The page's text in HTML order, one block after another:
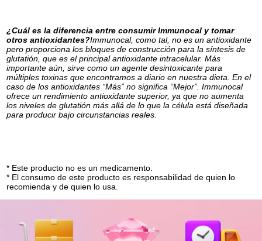
¿Cuál es la diferencia entre consumir Immunocal y tomar
otros antioxidantes?Immunocal, como tal, no es un antioxidante
pero proporciona los bloques de construcción para la síntesis de
glutatión, que es el principal antioxidante intracelular. Más
importante aún, sirve como un agente desintoxicante para
múltiples toxinas que encontramos a diario en nuestra dieta. En el
caso de los antioxidantes “Más” no significa “Mejor”. Immunocal
ofrece un rendimiento antioxidante superior, ya que no aumenta
los niveles de glutatión más allá de lo que la célula está diseñada
para producir bajo circunstancias reales.
* Este producto no es un medicamento.
* El consumo de este producto es responsabilidad de quien lo
recomienda y de quien lo usa.